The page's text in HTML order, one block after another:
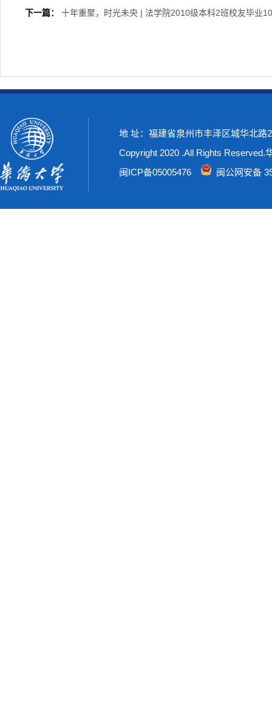
下一篇： 十年重聚，时光未央 | 法学院2010级本科2班校友毕业
地 址：福建省泉州市丰泽区城华北
Copyright 2020 .All Rights Reserved.
闽ICP备05005476
闽公网安备